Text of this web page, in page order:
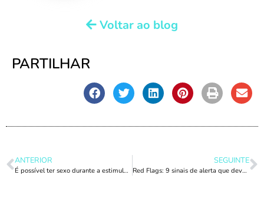
Voltar ao blog
PARTILHAR
ANTERIOR
É possível ter sexo durante a estimulação ovárica?
SEGUINTE
Red Flags: 9 sinais de alerta que deves ter em conta